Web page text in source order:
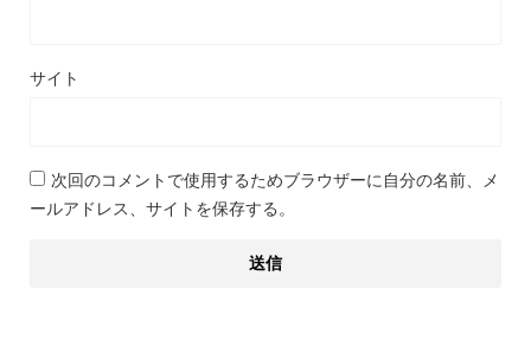
サイト
次回のコメントで使用するためブラウザーに自分の名前、メ
ールアドレス、サイトを保存する。